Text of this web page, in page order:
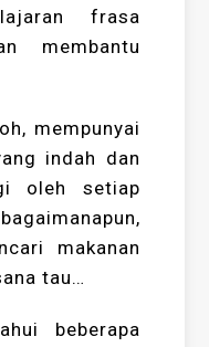
frasa
membantu
mempunyai
indah dan
oleh setiap
makanan
tau…
beberapa